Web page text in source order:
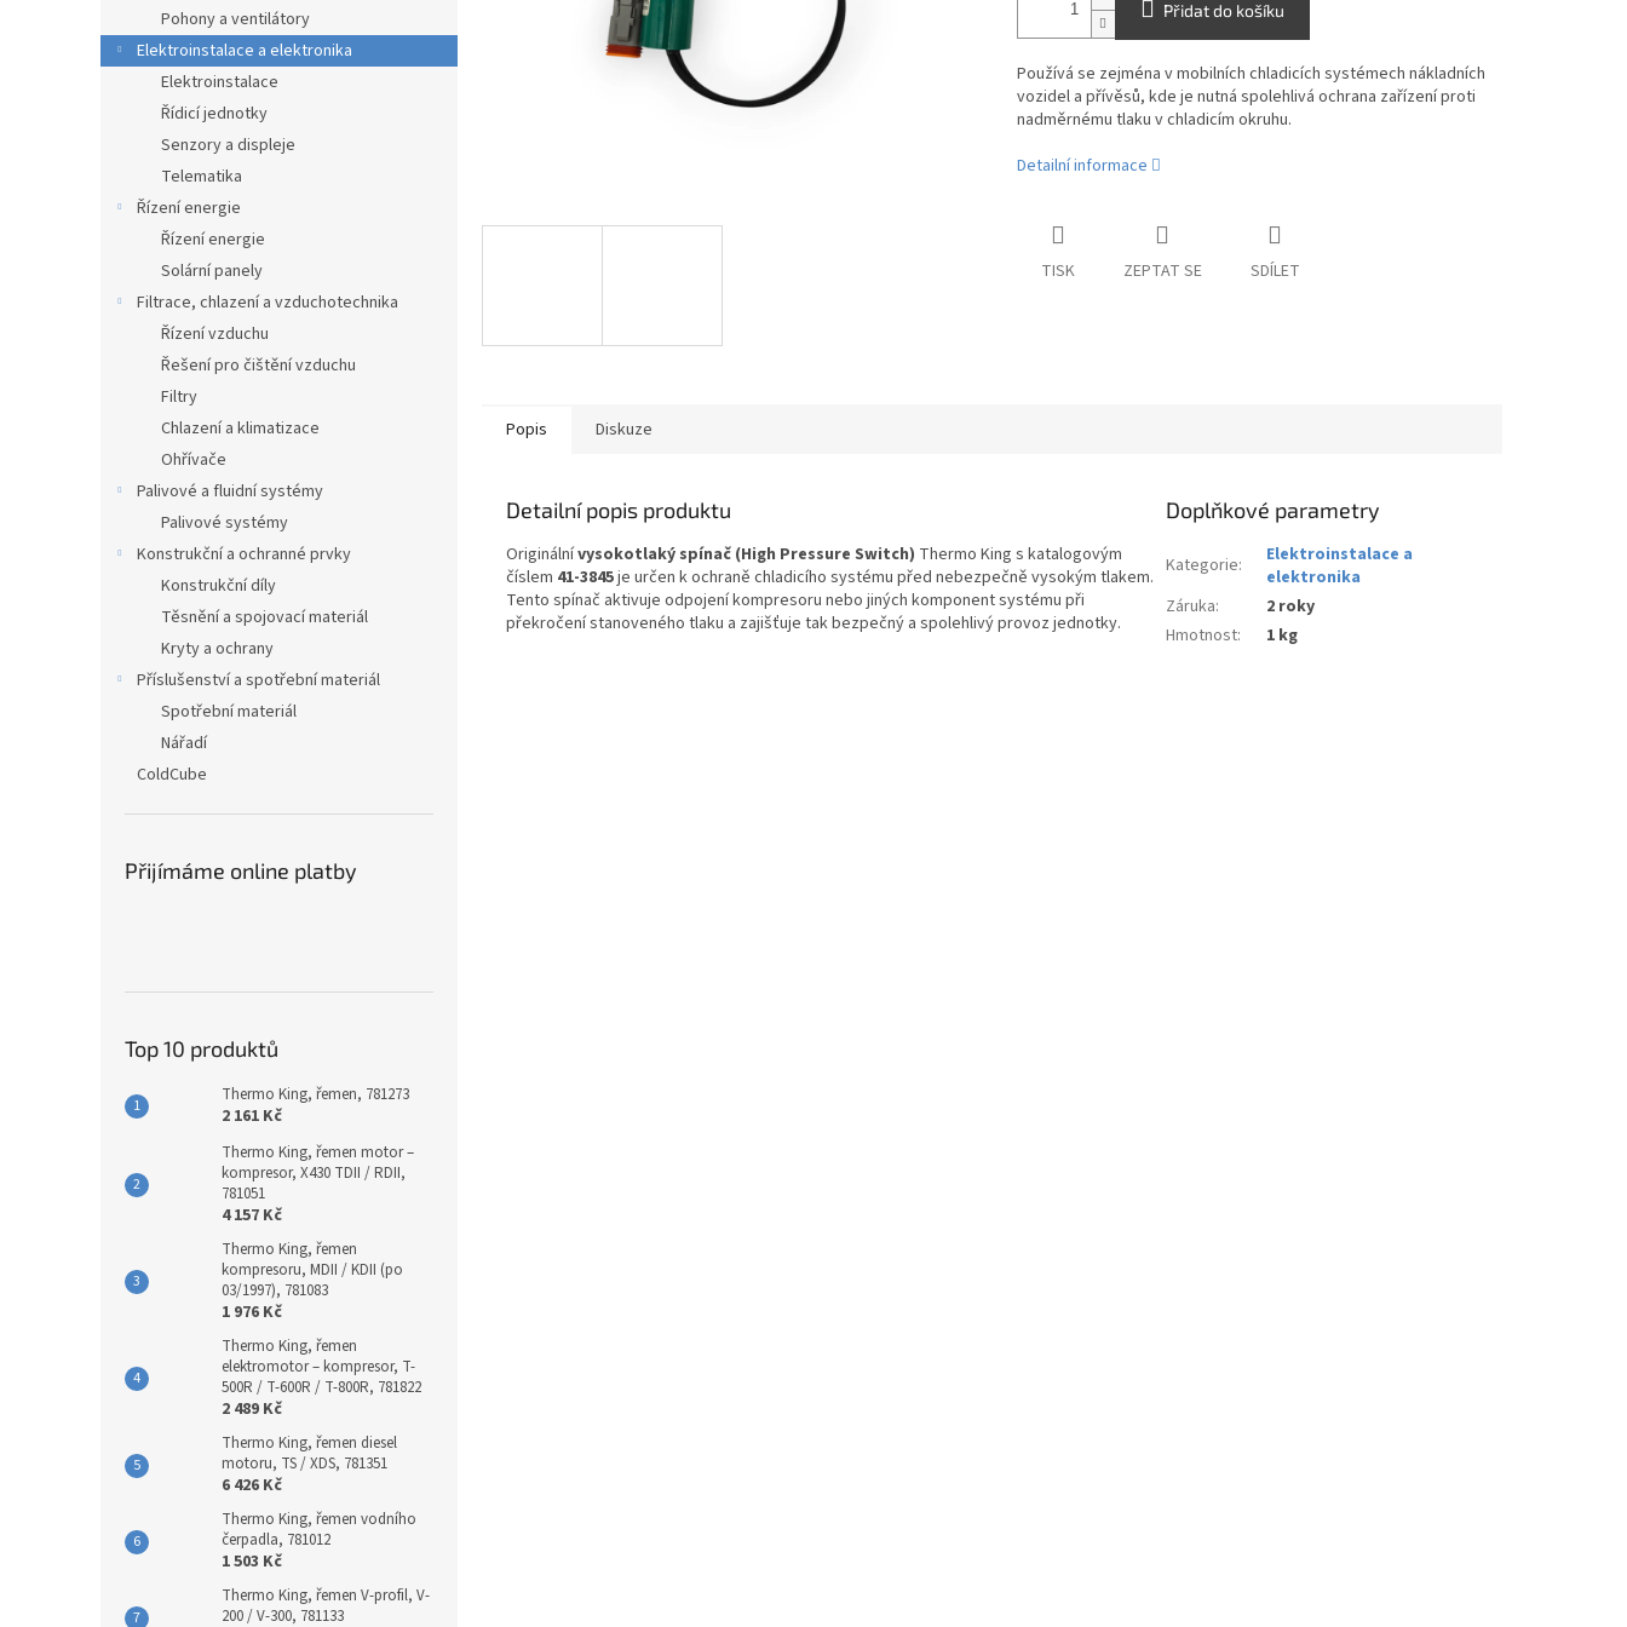
e
l
Pohony a ventilátory
Elektroinstalace a elektronika
Elektroinstalace
Řídicí jednotky
Senzory a displeje
Telematika
Řízení energie
Řízení energie
Solární panely
Filtrace, chlazení a vzduchotechnika
Řízení vzduchu
Řešení pro čištění vzduchu
Filtry
Chlazení a klimatizace
Ohřívače
Palivové a fluidní systémy
Palivové systémy
Konstrukční a ochranné prvky
Konstrukční díly
Těsnění a spojovací materiál
Kryty a ochrany
Příslušenství a spotřební materiál
Spotřební materiál
Nářadí
ColdCube
Přijímáme online platby
Top 10 produktů
Thermo King, řemen, 781273
2 161 Kč
Thermo King, řemen motor –
kompresor, X430 TDII / RDII,
781051
4 157 Kč
Thermo King, řemen
kompresoru, MDII / KDII (po
03/1997), 781083
1 976 Kč
Thermo King, řemen
elektromotor – kompresor, T-
500R / T-600R / T-800R, 781822
2 489 Kč
Thermo King, řemen diesel
motoru, TS / XDS, 781351
6 426 Kč
Thermo King, řemen vodního
čerpadla, 781012
1 503 Kč
Thermo King, řemen V-profil, V-
200 / V-300, 781133
Přidat do košíku
Používá se zejména v mobilních chladicích systémech nákladních
vozidel a přívěsů, kde je nutná spolehlivá ochrana zařízení proti
nadměrnému tlaku v chladicím okruhu.
Detailní informace
TISK ZEPTAT SE SDÍLET
Popis Diskuze
Detailní popis produktu
Originálnívysokotlaký spínač (High Pressure Switch) Thermo King s katalogovým
číslem 41-3845je určen k ochraně chladicího systému před nebezpečně vysokým tlakem.
Tento spínač aktivuje odpojení kompresoru nebo jiných komponent systému při
překročení stanoveného tlaku a zajišťuje tak bezpečný a spolehlivý provoz jednotky.
Doplňkové parametry
Kategorie:
Elektroinstalace a
elektronika
Záruka:
2 roky
Hmotnost: 1 kg